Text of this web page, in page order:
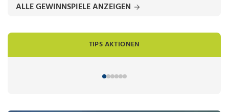
ALLE GEWINNSPIELE ANZEIGEN
TIPS AKTIONEN